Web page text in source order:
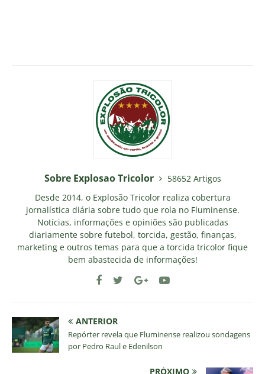
Sobre Explosao Tricolor
58652 Artigos
Desde 2014, o Explosão Tricolor realiza cobertura
jornalística diária sobre tudo que rola no Fluminense.
Notícias, informações e opiniões são publicadas
diariamente sobre futebol, torcida, gestão, finanças,
marketing e outros temas para que a torcida tricolor fique
bem abastecida de informações!
ANTERIOR
Repórter revela que Fluminense realizou sondagens
por Pedro Raul e Edenilson
PRÓXIMO